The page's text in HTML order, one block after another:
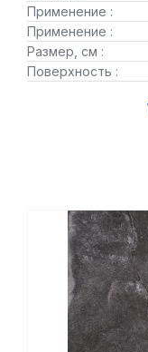
Применение :
Применение :
Размер, см :
Поверхность :